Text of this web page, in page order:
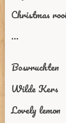
Christmas
...
Bosvruchten
Wilde Kers
Lovely lemon